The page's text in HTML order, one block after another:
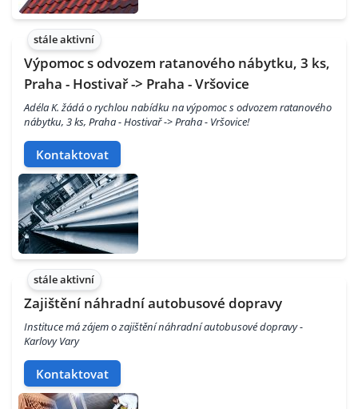
stále aktivní
Výpomoc s odvozem ratanového nábytku, 3 ks,
Praha - Hostivař -> Praha - Vršovice
Adéla K. žádá o rychlou nabídku na výpomoc s odvozem ratanového
nábytku, 3 ks, Praha - Hostivař -> Praha - Vršovice!
Kontaktovat
stále aktivní
Zajištění náhradní autobusové dopravy
Instituce má zájem o zajištění náhradní autobusové dopravy -
Karlovy Vary
Kontaktovat